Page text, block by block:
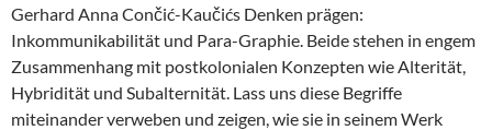
Gerhard Anna Cončić-Kaučićs Denken prägen:
Inkommunikabilität und Para-Graphie. Beide stehen in engem
Zusammenhang mit postkolonialen Konzepten wie Alterität,
Hybridität und Subalternität. Lass uns diese Begriffe
miteinander verweben und zeigen, wie sie in seinem Werk